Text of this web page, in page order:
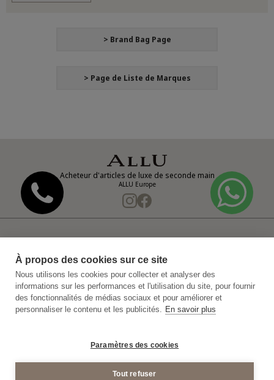
> Brand Bag Page
> Page de Liste de Marques
Acheteur d'articles de luxe de seconde main
ALLU Europe
Politique de confidentialité de la vidéosurveillance
Plan du Site
Conditions générales d'achat
© 2011-2026 ALLU Europe
À propos des cookies sur ce site
Nous utilisons les cookies pour collecter et analyser des
informations sur les performances et l'utilisation du site, pour fournir
des fonctionnalités de médias sociaux et pour améliorer et
personnaliser le contenu et les publicités. En savoir plus
Paramètres des cookies
Tout refuser